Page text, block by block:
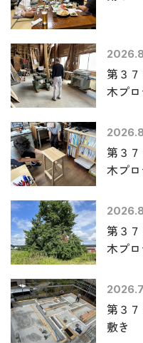
第３
木プ
第３
木プ
第３
木プ
第３
敷き